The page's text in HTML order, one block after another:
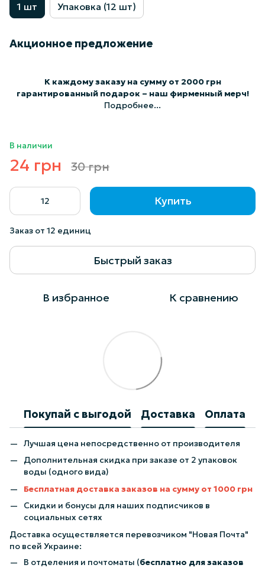
1 шт Упаковка (12 шт)
Акционное предложение
К каждому заказу на сумму от 2000 грн
гарантированный подарок – наш фирменный мерч!
Подробнее...
В наличии
24 грн 30 грн
Купить
Заказ от 12 единиц
Быстрый заказ
В избранное К сравнению
Покупай с выгодой Доставка Оплата
Лучшая цена непосредственно от производителя
Дополнительная скидка при заказе от 2 упаковок
воды (одного вида)
Бесплатная доставка заказов на сумму от 1000 грн
Скидки и бонусы для наших подписчиков в
социальных сетях
Доставка осуществляется перевозчиком "Новая Почта"
по всей Украине:
В отделения и почтоматы (бесплатно для заказов